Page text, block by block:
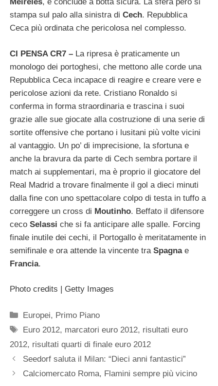
stampa sul palo alla sinistra di Cech. Repubblica
Ceca più ordinata che pericolosa nel complesso.
CI PENSA CR7 – La ripresa è praticamente un
monologo dei portoghesi, che mettono alle corde una
Repubblica Ceca incapace di reagire e creare vere e
pericolose azioni da rete. Cristiano Ronaldo si
conferma in forma straordinaria e trascina i suoi
grazie alle sue giocate alla costruzione di una serie di
sortite offensive che portano i lusitani più volte vicini
al vantaggio. Un po’ di imprecisione, la sfortuna e
anche la bravura da parte di Cech sembra portare il
match ai supplementari, ma è proprio il giocatore del
Real Madrid a trovare finalmente il gol a dieci minuti
dalla fine con uno spettacolare colpo di testa in tuffo a
correggere un cross di Moutinho. Beffato il difensore
ceco Selassi che si fa anticipare alle spalle. Forcing
finale inutile dei cechi, il Portogallo è meritatamente in
semifinale e ora attende la vincente tra Spagnae
Francia.
Photo credits | Getty Images
Categorie
Europei, Primo Piano
Tag
Euro 2012, marcatori euro 2012, risultati euro
2012, risultati quarti di finale euro 2012
Seedorf saluta il Milan: “Dieci anni fantastici”
Calciomercato Roma, Flamini sempre più vicino